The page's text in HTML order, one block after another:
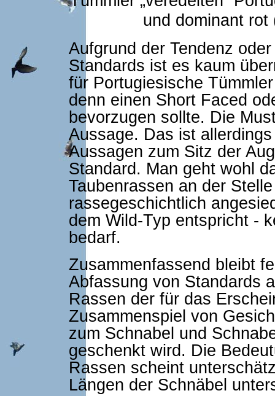
und dominant rot
Aufgrund der Tendenz
Standards ist es kaum
für Portugiesische
denn einen Short Faced
bevorzugen sollte. Die
Aussage. Das ist
Aussagen zum Sitz der
Standard. Man geht wohl
Taubenrassen an der
rassegeschichtlich
dem Wild-Typ entspricht -
bedarf.
Zusammenfassend bleibt
Abfassung von Standards
Rassen der für das
Zusammenspiel von
zum Schnabel und
geschenkt wird. Die
Rassen scheint
Längen der Schnäbel